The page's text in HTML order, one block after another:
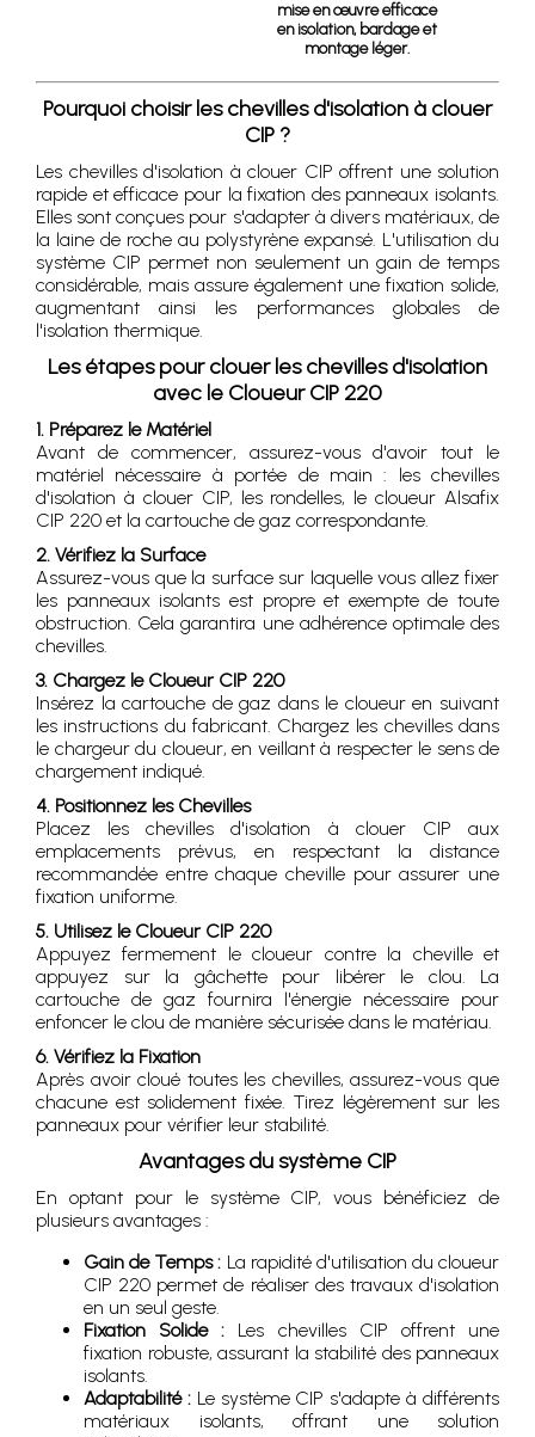
mise en œuvre efficace
en isolation, bardage et
montage léger.
Pourquoi choisir les chevilles d'isolation à clouer
CIP ?
Les chevilles d'isolation à clouer CIP offrent une solution
rapide et efficace pour la fixation des panneaux isolants.
Elles sont conçues pour s'adapter à divers matériaux, de
la laine de roche au polystyrène expansé. L'utilisation du
système CIP permet non seulement un gain de temps
considérable, mais assure également une fixation solide,
augmentant ainsi les performances globales de
l'isolation thermique.
Les étapes pour clouer les chevilles d'isolation
avec le Cloueur CIP 220
1. Préparez le Matériel
Avant de commencer, assurez-vous d'avoir tout le
matériel nécessaire à portée de main : les chevilles
d'isolation à clouer CIP, les rondelles, le cloueur Alsafix
CIP 220 et la cartouche de gaz correspondante.
2. Vérifiez la Surface
Assurez-vous que la surface sur laquelle vous allez fixer
les panneaux isolants est propre et exempte de toute
obstruction. Cela garantira une adhérence optimale des
chevilles.
3. Chargez le Cloueur CIP 220
Insérez la cartouche de gaz dans le cloueur en suivant
les instructions du fabricant. Chargez les chevilles dans
le chargeur du cloueur, en veillant à respecter le sens de
chargement indiqué.
4. Positionnez les Chevilles
Placez les chevilles d'isolation à clouer CIP aux
emplacements prévus, en respectant la distance
recommandée entre chaque cheville pour assurer une
fixation uniforme.
5. Utilisez le Cloueur CIP 220
Appuyez fermement le cloueur contre la cheville et
appuyez sur la gâchette pour libérer le clou. La
cartouche de gaz fournira l'énergie nécessaire pour
enfoncer le clou de manière sécurisée dans le matériau.
6. Vérifiez la Fixation
Après avoir cloué toutes les chevilles, assurez-vous que
chacune est solidement fixée. Tirez légèrement sur les
panneaux pour vérifier leur stabilité.
Avantages du système CIP
En optant pour le système CIP, vous bénéficiez de
plusieurs avantages :
Gain de Temps : La rapidité d'utilisation du cloueur
CIP 220 permet de réaliser des travaux d'isolation
en un seul geste.
Fixation Solide : Les chevilles CIP offrent une
fixation robuste, assurant la stabilité des panneaux
isolants.
Adaptabilité :Le système CIP s'adapte à différents
matériaux isolants, offrant une solution